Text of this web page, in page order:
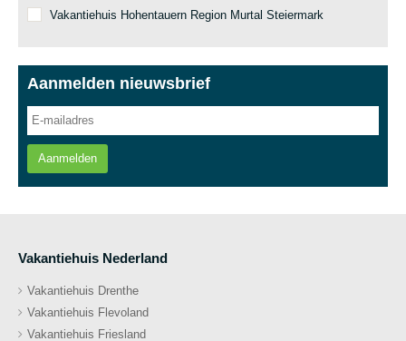
Vakantiehuis Hohentauern Region Murtal Steiermark
Aanmelden nieuwsbrief
Aanmelden
Vakantiehuis Nederland
Vakantiehuis Drenthe
Vakantiehuis Flevoland
Vakantiehuis Friesland